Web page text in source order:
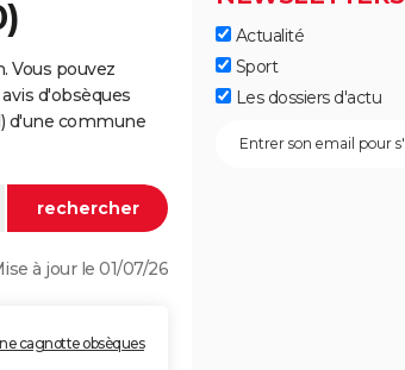
Vous pouvez
d'obsèques
d'une commune
à jour le 01/07/26
cagnotte obsèques
Actualité
Sport
Les dossiers d'actu